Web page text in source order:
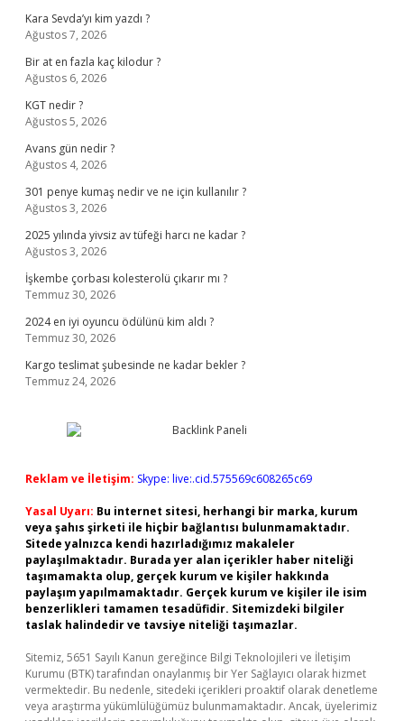
Kara Sevda’yı kim yazdı ?
Ağustos 7, 2026
Bir at en fazla kaç kilodur ?
Ağustos 6, 2026
KGT nedir ?
Ağustos 5, 2026
Avans gün nedir ?
Ağustos 4, 2026
301 penye kumaş nedir ve ne için kullanılır ?
Ağustos 3, 2026
2025 yılında yivsiz av tüfeği harcı ne kadar ?
Ağustos 3, 2026
İşkembe çorbası kolesterolü çıkarır mı ?
Temmuz 30, 2026
2024 en iyi oyuncu ödülünü kim aldı ?
Temmuz 30, 2026
Kargo teslimat şubesinde ne kadar bekler ?
Temmuz 24, 2026
Reklam ve İletişim: Skype: live:.cid.575569c608265c69
Yasal Uyarı: Bu internet sitesi, herhangi bir marka, kurum
veya şahıs şirketi ile hiçbir bağlantısı bulunmamaktadır.
Sitede yalnızca kendi hazırladığımız makaleler
paylaşılmaktadır. Burada yer alan içerikler haber niteliği
taşımamakta olup, gerçek kurum ve kişiler hakkında
paylaşım yapılmamaktadır. Gerçek kurum ve kişiler ile isim
benzerlikleri tamamen tesadüfidir. Sitemizdeki bilgiler
taslak halindedir ve tavsiye niteliği taşımazlar.
Sitemiz, 5651 Sayılı Kanun gereğince Bilgi Teknolojileri ve İletişim
Kurumu (BTK) tarafından onaylanmış bir Yer Sağlayıcı olarak hizmet
vermektedir. Bu nedenle, sitedeki içerikleri proaktif olarak denetleme
veya araştırma yükümlülüğümüz bulunmamaktadır. Ancak, üyelerimiz